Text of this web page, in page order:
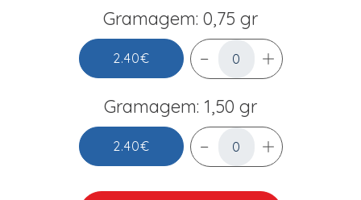
Gramagem: 0,75 gr
2.40€
Gramagem: 1,50 gr
2.40€